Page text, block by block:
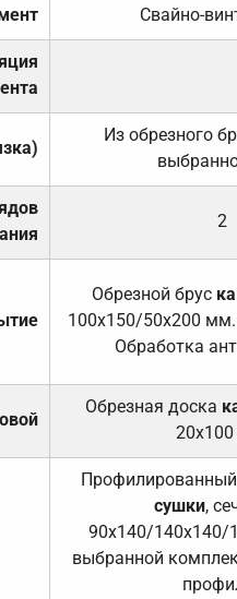
Свайно-
Из обрезного
2
Обрезной брус
100х150/50х200
Обработка
Обрезная доска
сушки,
90х140/140х140/
выбранной